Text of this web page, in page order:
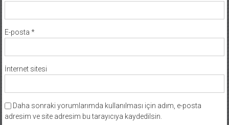
E-posta *
İnternet sitesi
Daha sonraki yorumlarımda kullanılması için adım, e-posta
adresim ve site adresim bu tarayıcıya kaydedilsin.